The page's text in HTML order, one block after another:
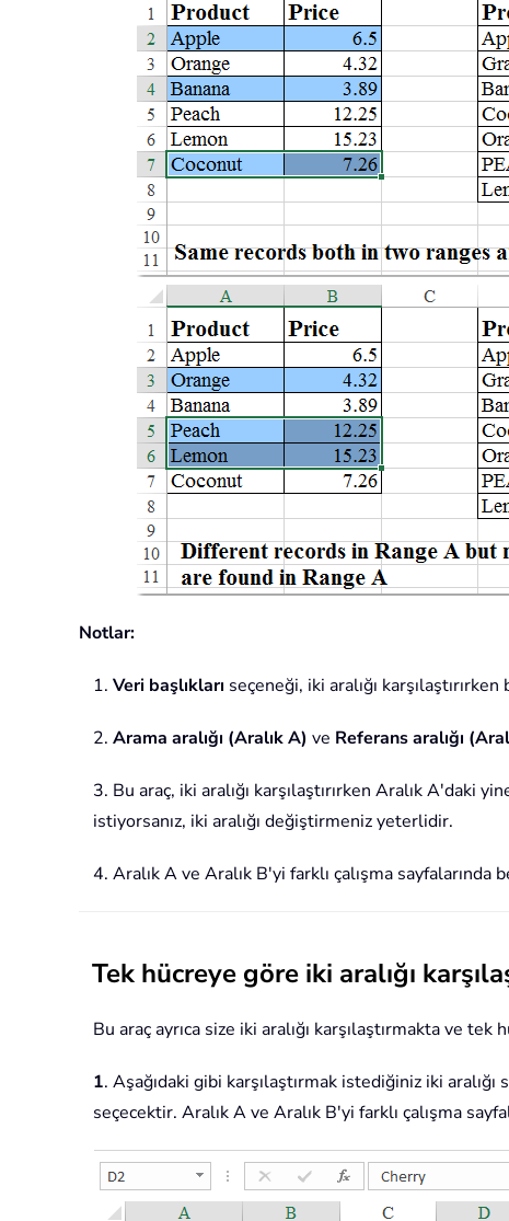
Notlar:
1. Veri başlıkları seçeneği, iki aralığı
2. Arama aralığı (Aralık A) ve Referans aralığı
3. Bu araç, iki aralığı karşılaştırırken Aralık
istiyorsanız, iki aralığı değiştirmeniz yeterlidir.
4. Aralık A ve Aralık B'yi farklı çalışma sayfalarında
Tek hücreye göre iki aralığı
Bu araç ayrıca size iki aralığı karşılaştırmakta ve
1. Aşağıdaki gibi karşılaştırmak istediğiniz iki aralığı
seçecektir. Aralık A ve Aralık B'yi farklı çalışma